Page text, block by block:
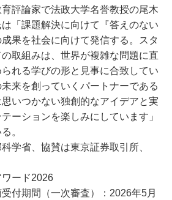
評論家で法政大学名誉教授の尾木
「課題解決に向けて『答えのない
果を社会に向けて発信する。スタ
取組みは、世界が複雑な問題に直
れる学びの形と見事に合致してい
来を創っていくパートナーである
いつかない独創的なアイデアと実
ーションを楽しみにしています」
。
学省、協賛は東京証券取引所、
ード2026
付期間（一次審査）：2026年5月